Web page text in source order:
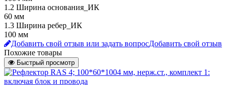
1.2 Ширина основания_ИК
60 мм
1.3 Ширина ребер_ИК
100 мм
Добавить свой отзыв или задать вопросДобавить свой отзыв
Похожие товары
Быстрый просмотр